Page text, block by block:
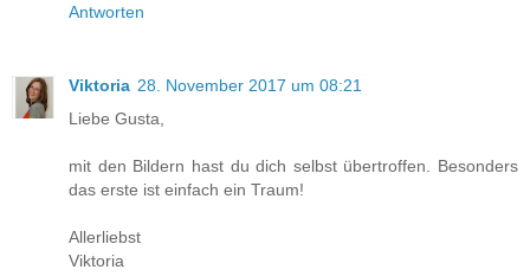
Antworten
Viktoria 28. November 2017 um 08:21
Liebe Gusta,
mit den Bildern hast du dich selbst übertroffen. Besonders
das erste ist einfach ein Traum!
Allerliebst
Viktoria